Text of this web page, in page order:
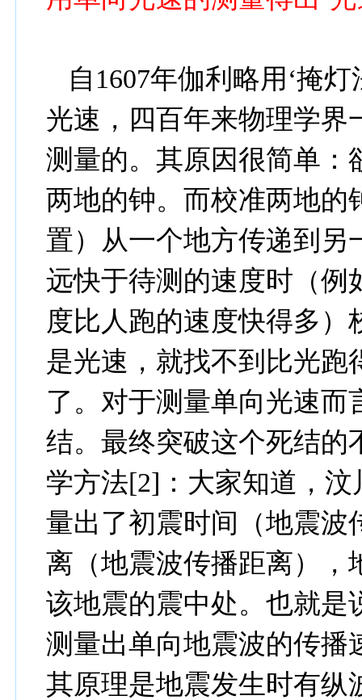
自 1607年伽利略用‘掩
光速，四百年来物理学界
测量的。其原因很简单：
两地的钟。而校准两地的
置）从一个地方传递到另
远快于待测的速度时（例
度比人跑的速度快得多
是光速，就找不到比光跑
了。对于测量单向光速
结。最终突破这个死结的
学方法[2] ：大家知道，
量出了初震时间（地震波
离（地震波传播距离），
该地震的震中处。也就是
测量出单向地震波的传播
其原理是地震发生时有纵